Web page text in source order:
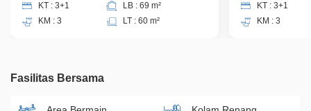
KT : 3+1
KM : 3
LB : 69 m²
LT : 60 m²
KT : 3+1
KM : 3
Fasilitas Bersama